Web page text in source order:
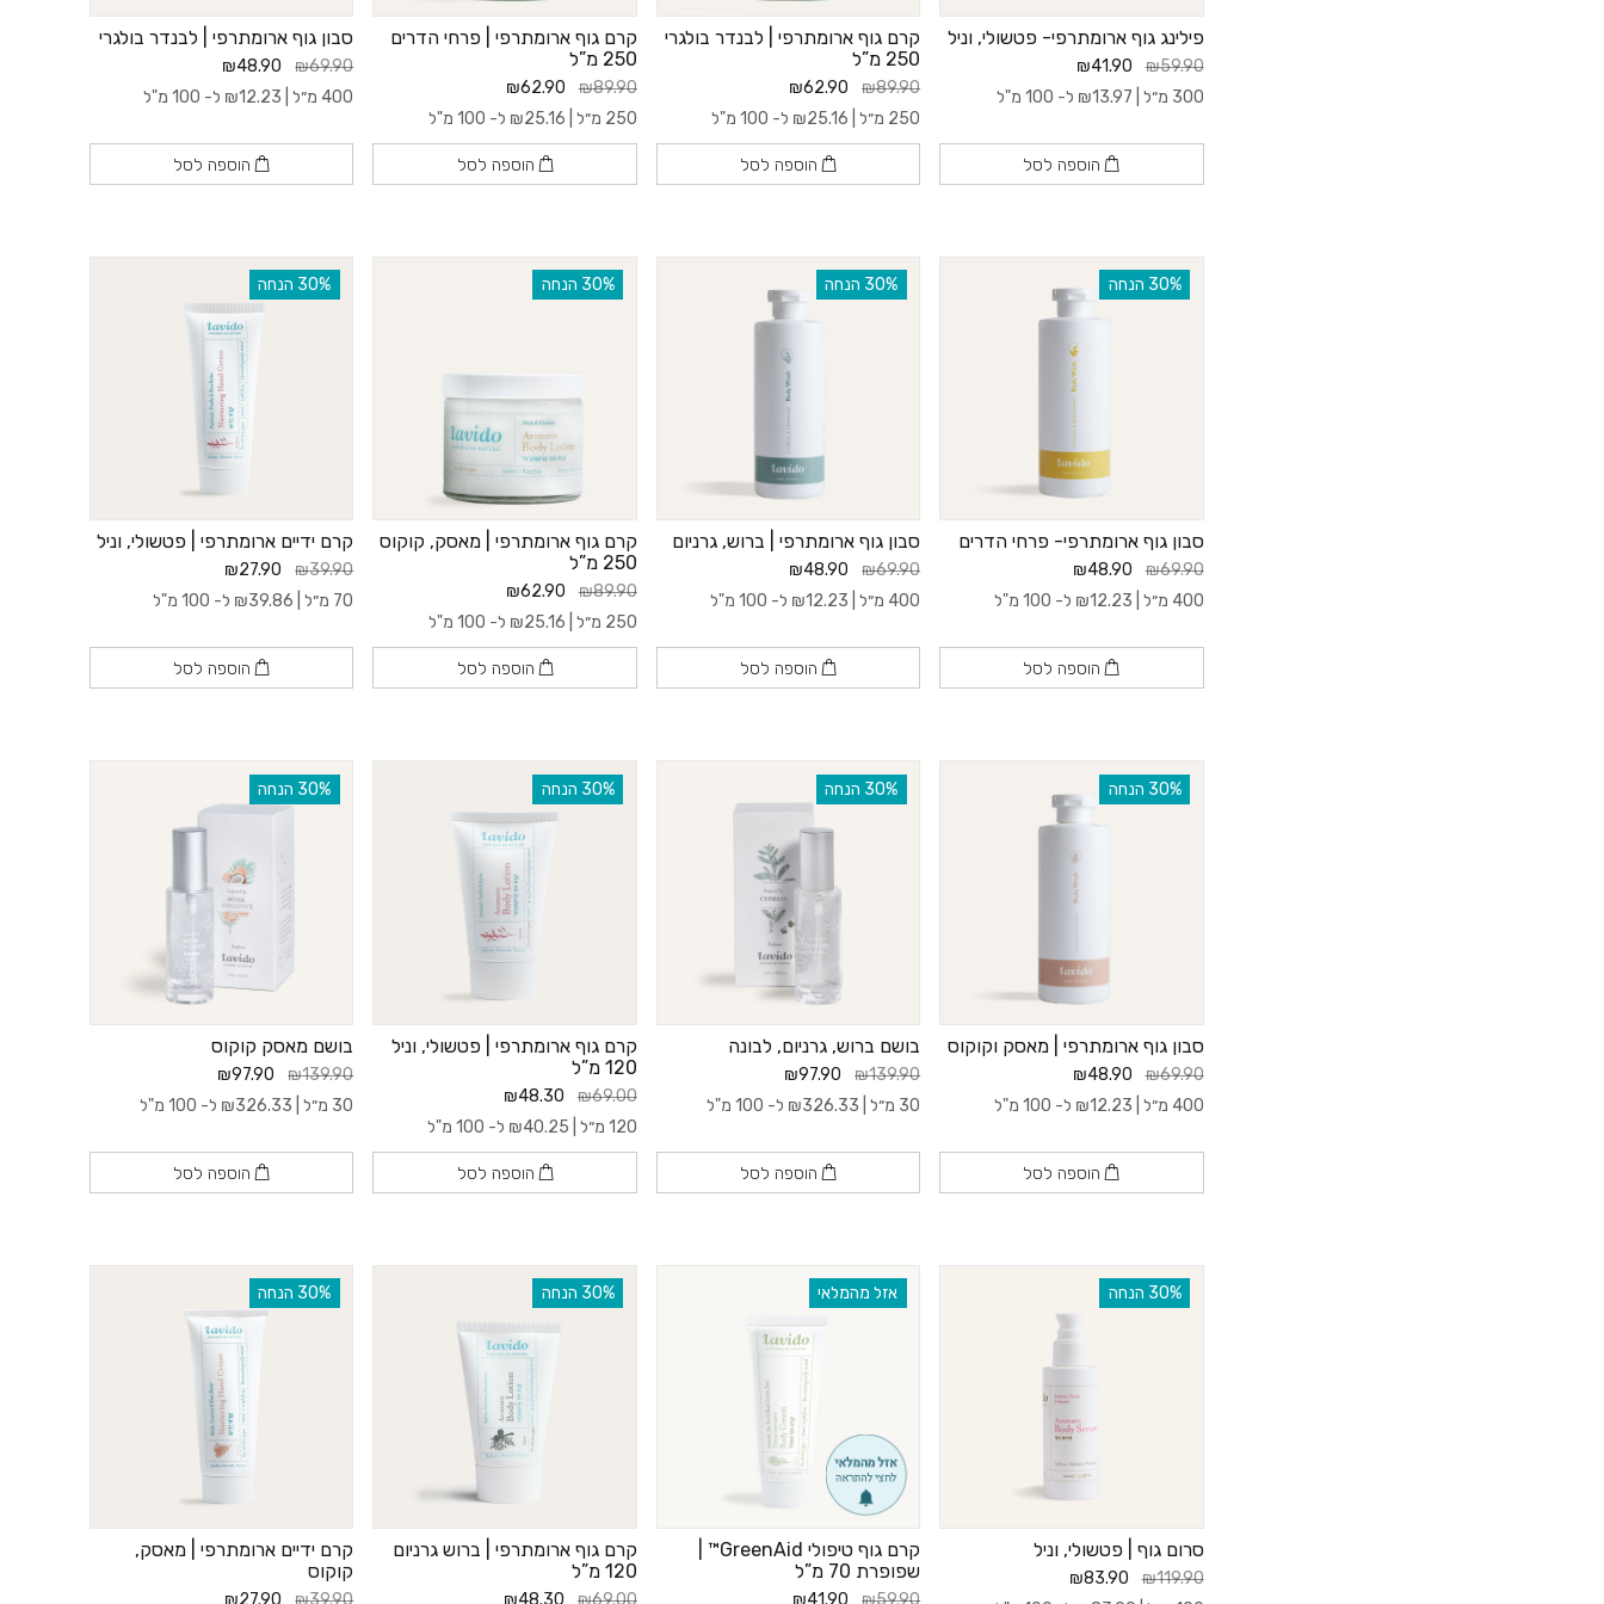
פילינג גוף ארומתרפי- פטשולי, וניל
₪59.90
₪41.90
300 מ״ל |
₪13.97 ל- 100 מ"ל
הוספה לסל
קרם גוף ארומתרפי | לבנדר בולגרי
250 מ”ל
₪89.90
₪62.90
250 מ״ל |
₪25.16 ל- 100 מ"ל
הוספה לסל
קרם גוף ארומתרפי | פרחי הדרים
250 מ”ל
₪89.90
₪62.90
250 מ״ל |
₪25.16 ל- 100 מ"ל
הוספה לסל
סבון גוף ארומתרפי | לבנדר בולגרי
₪69.90
₪48.90
400 מ״ל |
₪12.23 ל- 100 מ"ל
הוספה לסל
‫30% הנחה
סבון גוף ארומתרפי- פרחי הדרים
₪69.90
₪48.90
400 מ״ל |
₪12.23 ל- 100 מ"ל
הוספה לסל
‫30% הנחה
סבון גוף ארומתרפי | ברוש, גרניום
₪69.90
₪48.90
400 מ״ל |
₪12.23 ל- 100 מ"ל
הוספה לסל
‫30% הנחה
קרם גוף ארומתרפי | מאסק, קוקוס
250 מ”ל
₪89.90
₪62.90
250 מ״ל |
₪25.16 ל- 100 מ"ל
הוספה לסל
‫30% הנחה
קרם ידיים ארומתרפי | פטשולי, וניל
₪39.90
₪27.90
70 מ״ל |
₪39.86 ל- 100 מ"ל
הוספה לסל
‫30% הנחה
סבון גוף ארומתרפי | מאסק וקוקוס
₪69.90
₪48.90
400 מ״ל |
₪12.23 ל- 100 מ"ל
הוספה לסל
‫30% הנחה
בושם ברוש, גרניום, לבונה
₪139.90
₪97.90
30 מ״ל |
₪326.33 ל- 100 מ"ל
הוספה לסל
‫30% הנחה
קרם גוף ארומתרפי | פטשולי, וניל
120 מ”ל
₪69.00
₪48.30
120 מ״ל |
₪40.25 ל- 100 מ"ל
הוספה לסל
‫30% הנחה
בושם מאסק קוקוס
₪139.90
₪97.90
30 מ״ל |
₪326.33 ל- 100 מ"ל
הוספה לסל
‫30% הנחה
סרום גוף | פטשולי, וניל
₪119.90
₪83.90
אזל מהמלאי
קרם גוף טיפולי GreenAid™ |
שפופרת 70 מ”ל
‫30% הנחה
קרם גוף ארומתרפי | ברוש גרניום
120 מ”ל
‫30% הנחה
קרם ידיים ארומתרפי | מאסק,
קוקוס